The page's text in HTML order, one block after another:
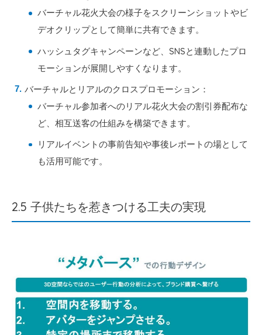
バーチャル花火大会の様子をスクリーンショットやビ
デオクリップとして簡単に共有できます。
ハッシュタグキャンペーンなど、SNSと連動したプロ
モーションが展開しやすくなります。
バーチャルとリアルのクロスプロモーション：
バーチャル参加者へのリアル花火大会の割引券配布な
ど、相互送客の仕組みを構築できます。
リアルイベントの事前告知や事後レポートの場として
も活用可能です。
2.5 子供たちを惹きつける工夫の実現